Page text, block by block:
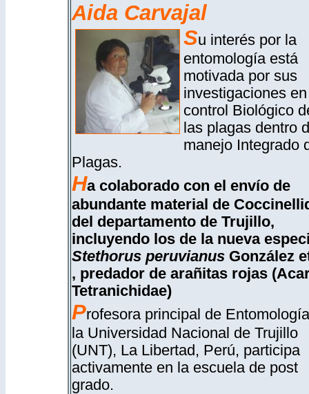
Aida Carvajal
Su interés por la
entomología está
motivada por sus
investigaciones
control Biológico
las plagas dentro
manejo Integrado
Plagas.
Ha colaborado con el envío de
abundante material de
del departamento de Trujillo,
incluyendo los de la nueva
Stethorus peruvianusGonzález
, predador de arañitas rojas
Tetranichidae)
Profesora principal de
la Universidad Nacional de Trujillo
(UNT), La Libertad, Perú, participa
activamente en la escuela de post
grado.